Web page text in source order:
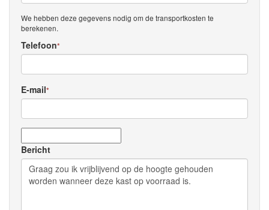
We hebben deze gegevens nodig om de transportkosten te
berekenen.
Telefoon*
E-mail*
Bericht